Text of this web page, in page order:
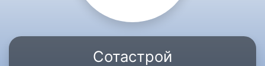
Сотастрой